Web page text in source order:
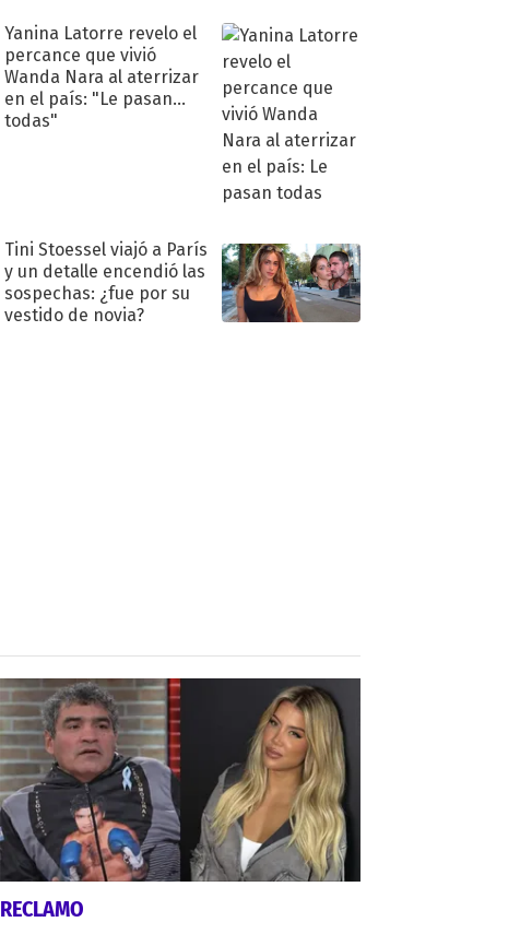
Yanina Latorre revelo el
percance que vivió
Wanda Nara al aterrizar
en el país: "Le pasan
todas"
Tini Stoessel viajó a París
y un detalle encendió las
sospechas: ¿fue por su
vestido de novia?
RECLAMO